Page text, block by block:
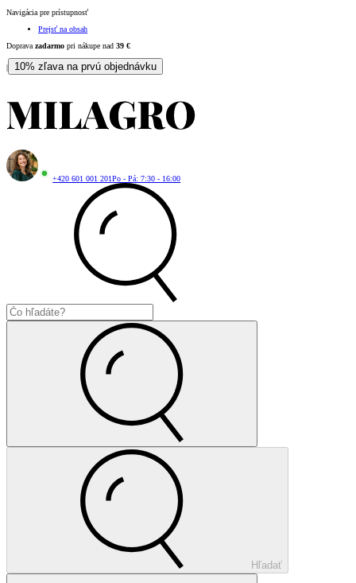
Navigácia pre prístupnosť
Prejsť na obsah
Doprava zadarmo pri nákupe nad 39 €
| 10% zľava na prvú objednávku
+420 601 001 201Po - Pá: 7:30 - 16:00
Hľadať